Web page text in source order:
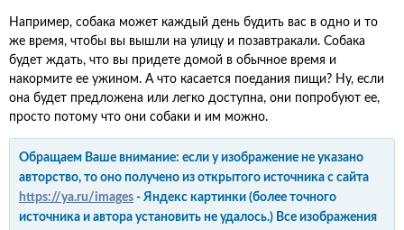
Например, собака может каждый день будить вас в одно и то
же время, чтобы вы вышли на улицу и позавтракали. Собака
будет ждать, что вы придете домой в обычное время и
накормите ее ужином. А что касается поедания пищи? Ну, если
она будет предложена или легко доступна, они попробуют ее,
просто потому что они собаки и им можно.
Обращаем Ваше внимание: если у изображение не указано
авторство, то оно получено из открытого источника с сайта
https://ya.ru/images - Яндекс картинки (более точного
источника и автора установить не удалось.) Все изображения